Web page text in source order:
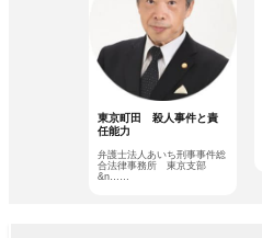
東京町田 殺人事件と責
任能力
弁護士法人あいち刑事事件総
合法律事務所 東京支部
&n……